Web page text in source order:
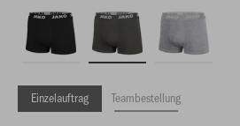
Einzelauftrag Teambestellung